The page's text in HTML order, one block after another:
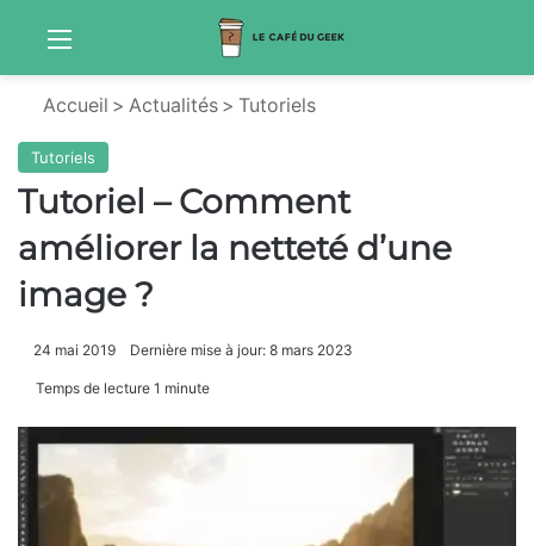
Menu
Accueil > Actualités > Tutoriels
Tutoriels
Tutoriel – Comment
améliorer la netteté d’une
image ?
24 mai 2019 Dernière mise à jour: 8 mars 2023
Temps de lecture 1 minute